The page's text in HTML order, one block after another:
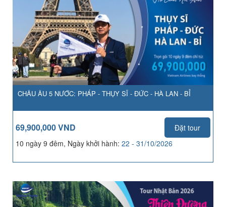
CHÂU ÂU 5 NƯỚC: PHÁP - THỤY SĨ - ĐỨC - HÀ LAN - BỈ
69,900,000 VND
Đặt tour
10 ngày 9 đêm, Ngày khởi hành: 22 - 31/10/2026